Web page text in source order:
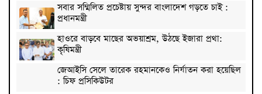
সবার সম্মিলিত প্রচেষ্টায় সুন্দর বাংলাদেশ গড়তে চাই :
প্রধানমন্ত্রী
হাওরে বাড়বে মাছের অভয়াশ্রম, উঠছে ইজারা প্রথা:
কৃষিমন্ত্রী
জেআইসি সেলে তারেক রহমানকেও নির্যাতন করা হয়েছিল
: চিফ প্রসিকিউটর